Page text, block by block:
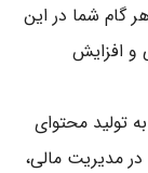
گام شما در این
و افزایش
تولید محتوای
مدیریت مالی،